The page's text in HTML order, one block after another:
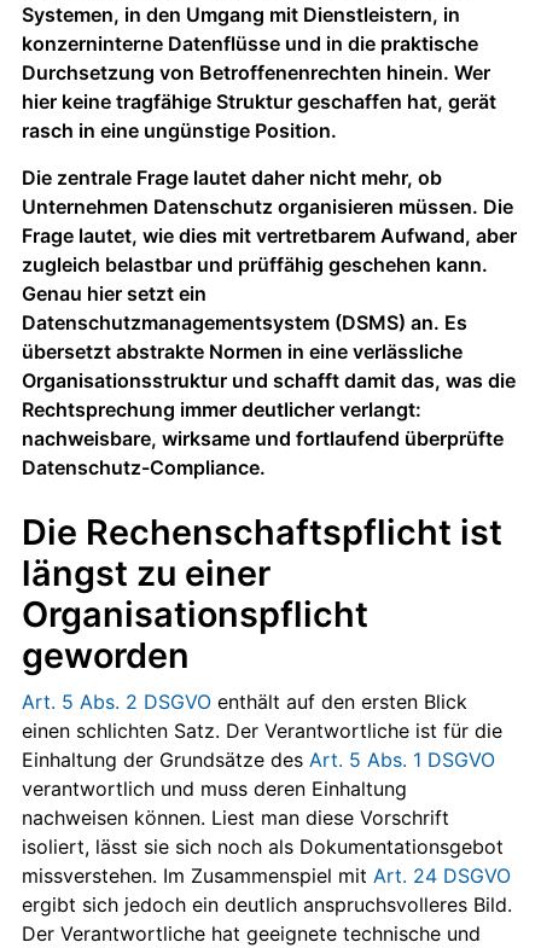
Systemen, in den Umgang mit Dienstleistern, in
konzerninterne Datenflüsse und in die praktische
Durchsetzung von Betroffenenrechten hinein. Wer
hier keine tragfähige Struktur geschaffen hat, gerät
rasch in eine ungünstige Position.
Die zentrale Frage lautet daher nicht mehr, ob
Unternehmen Datenschutz organisieren müssen. Die
Frage lautet, wie dies mit vertretbarem Aufwand, aber
zugleich belastbar und prüffähig geschehen kann.
Genau hier setzt ein
Datenschutzmanagementsystem (DSMS) an. Es
übersetzt abstrakte Normen in eine verlässliche
Organisationsstruktur und schafft damit das, was die
Rechtsprechung immer deutlicher verlangt:
nachweisbare, wirksame und fortlaufend überprüfte
Datenschutz-Compliance.
Die Rechenschaftspflicht ist
längst zu einer
Organisationspflicht
geworden
Art. 5 Abs. 2 DSGVO enthält auf den ersten Blick
einen schlichten Satz. Der Verantwortliche ist für die
Einhaltung der Grundsätze des Art. 5 Abs. 1 DSGVO
verantwortlich und muss deren Einhaltung
nachweisen können. Liest man diese Vorschrift
isoliert, lässt sie sich noch als Dokumentationsgebot
missverstehen. Im Zusammenspiel mit Art. 24 DSGVO
ergibt sich jedoch ein deutlich anspruchsvolleres Bild.
Der Verantwortliche hat geeignete technische und